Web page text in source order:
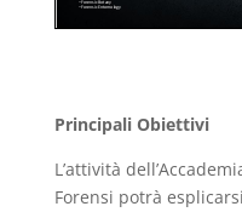
Principali Obiettivi
L’attività
Forensi potrà